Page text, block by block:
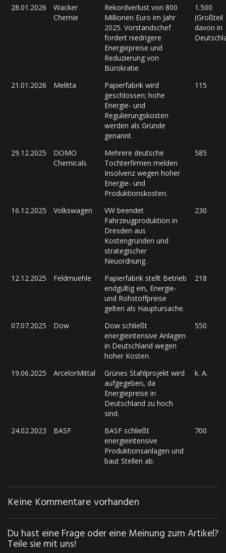
28.01.2026
Wacker
Chemie
Rekordverlust von 800
Millionen Euro im Jahr
2025. Vorstandschef
fordert niedrigere
Energiepreise und
Reduzierung von
Bürokratie
1.500
(Großteil
davon in
21.01.2026 Melitta
Papierfabrik wird
geschlossen; hohe
Energie- und
Regulierungskosten
werden als Gründe
genannt.
115
29.12.2025
DOMO
Chemicals
Mehrere deutsche
Tochterfirmen melden
Insolvenz wegen hoher
Energie- und
Produktionskosten.
585
16.12.2025 Volkswagen
VW beendet
Fahrzeugproduktion in
Dresden aus
Kostengründen und
strategischer
Neuordnung.
230
12.12.2025 Feldmuehle
Papierfabrik stellt Betrieb
endgültig ein, Energie-
und Rohstoffpreise
gelten als Hauptursache.
218
07.07.2025 Dow
Dow schließt
energieintensive Anlagen
in Deutschland wegen
hoher Kosten.
550
19.06.2025 ArcelorMittal
Grünes Stahlprojekt wird
aufgegeben, da
Energiepreise in
Deutschland zu hoch
sind.
k. A.
24.02.2023 BASF
BASF schließt
energieintensive
Produktionsanlagen und
baut Stellen ab.
700
Keine Kommentare vorhanden
Du hast eine Frage oder eine Meinung zum Artikel?
Teile sie mit uns!